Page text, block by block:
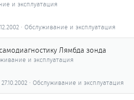
и эксплуатация
Обслуживание и эксплуатация
Лямбда зонда
и эксплуатация
Обслуживание и эксплуатация
27.10.2002